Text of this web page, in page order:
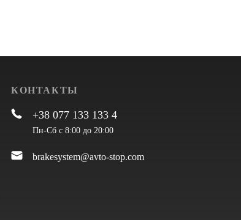
КОНТАКТЫ
+38 077 133 133 4
Пн-Сб с 8:00 до 20:00
brakesystem@avto-stop.com